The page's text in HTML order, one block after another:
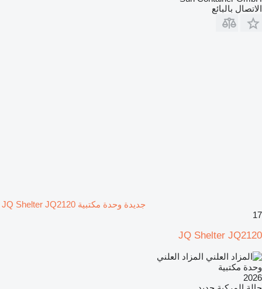
الاتصال بالبائع
جديدة وحدة مكتبية JQ Shelter JQ2120
17
JQ Shelter JQ2120
المزاد العلني
وحدة مكتبية
2026